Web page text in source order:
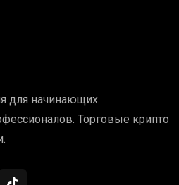
для начинающих.
Торговые крипто